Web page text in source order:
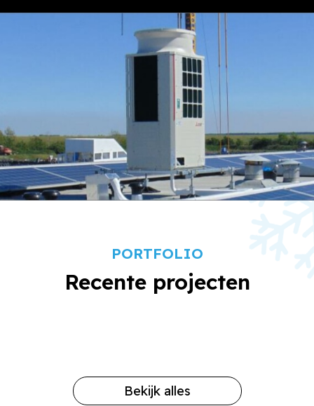
PORTFOLIO
Recente projecten
Bekijk alles